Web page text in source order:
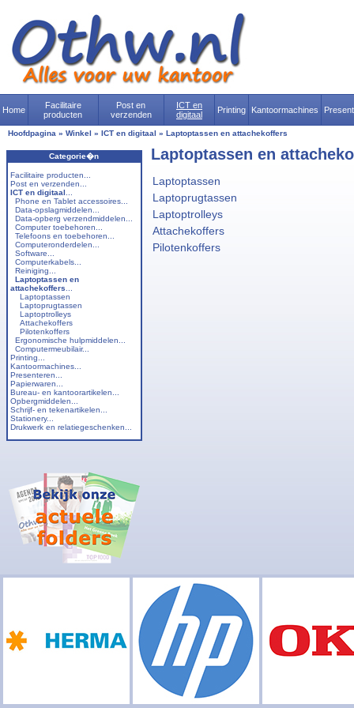
Home
Facilitaire
producten
Post en
verzenden
ICT en
digitaal
Printing Kantoormachines
Hoofdpagina » Winkel » ICT en digitaal » Laptoptassen en attachekoffers
Categorie�n
Facilitaire producten...
Post en verzenden...
ICT en digitaal
Phone en Tablet accessoires...
Data-opslagmiddelen...
Data-opberg verzendmiddelen...
Computer toebehoren...
Telefoons en toebehoren...
Computeronderdelen...
Software...
Computerkabels...
Reiniging...
Laptoptassen en
attachekoffers
Laptoptassen
Laptoprugtassen
Laptoptrolleys
Attachekoffers
Pilotenkoffers
Ergonomische hulpmiddelen...
Computermeubilair...
Printing...
Kantoormachines...
Presenteren...
Papierwaren...
Bureau- en kantoorartikelen...
Opbergmiddelen...
Schrijf- en tekenartikelen...
Stationery...
Drukwerk en relatiegeschenken...
Laptoptassen en
Laptoptassen
Laptoprugtassen
Laptoptrolleys
Attachekoffers
Pilotenkoffers